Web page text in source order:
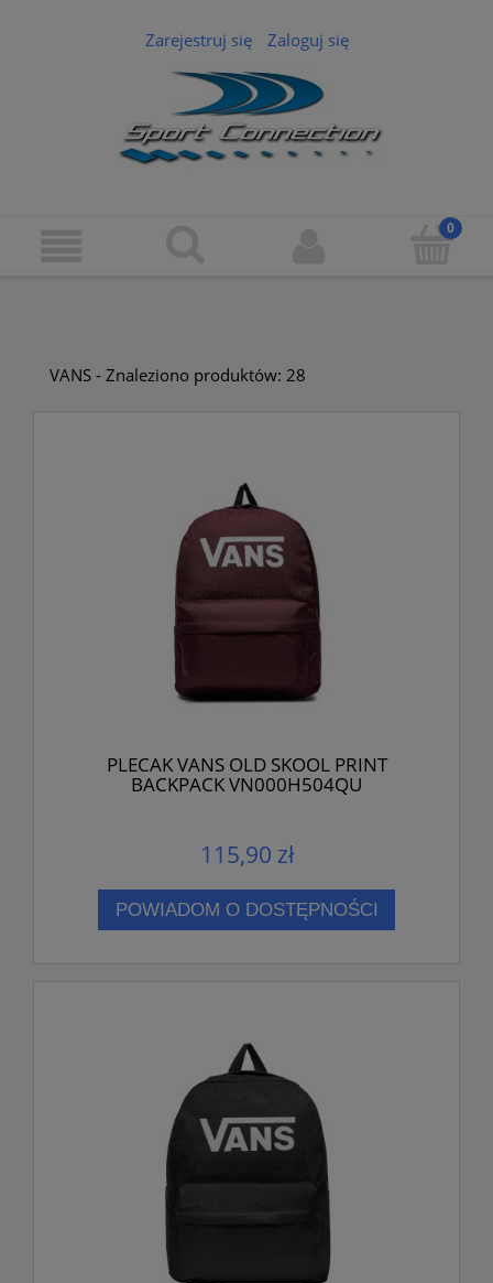
Zarejestruj się Zaloguj się
VANS - Znaleziono produktów: 28
PLECAK VANS OLD SKOOL PRINT
BACKPACK VN000H504QU
115,90 zł
POWIADOM O DOSTĘPNOŚCI